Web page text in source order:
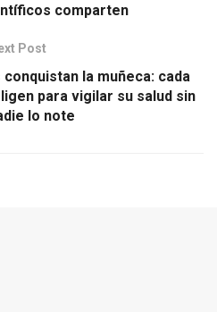
comparten
Post
la muñeca: cada
para vigilar su salud sin
lo note